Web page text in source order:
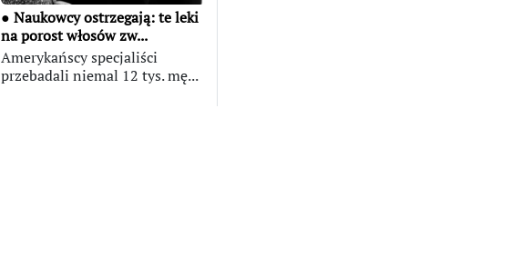
● Naukowcy ostrzegają: te leki
na porost włosów zw...
Amerykańscy specjaliści
przebadali niemal 12 tys. mę...